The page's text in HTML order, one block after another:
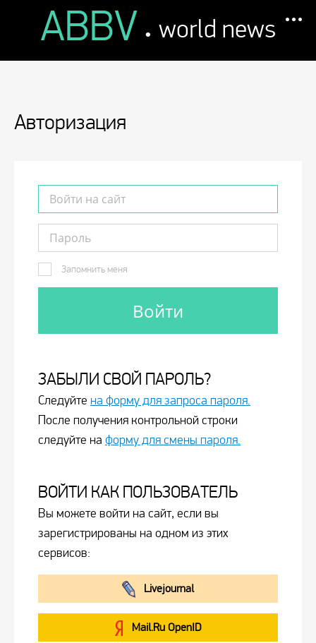
ABBV . world news
Авторизация
Запомнить меня
ЗАБЫЛИ СВОЙ ПАРОЛЬ?
Следуйте на форму для запроса пароля.
После получения контрольной строки
следуйте на форму для смены пароля.
ВОЙТИ КАК ПОЛЬЗОВАТЕЛЬ
Вы можете войти на сайт, если вы
зарегистрированы на одном из этих
сервисов:
Livejournal
Mail.Ru OpenID